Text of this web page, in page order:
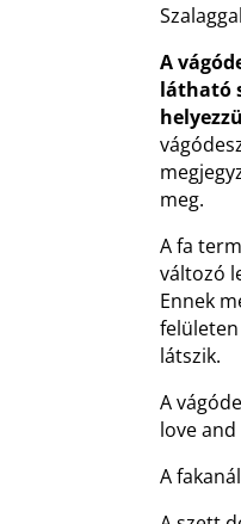
A
látható
meg.
A fa
változó
Ennek
látszik.
A
love
A